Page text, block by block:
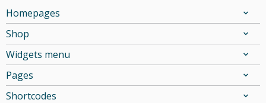
Homepages
Shop
Widgets menu
Pages
Shortcodes